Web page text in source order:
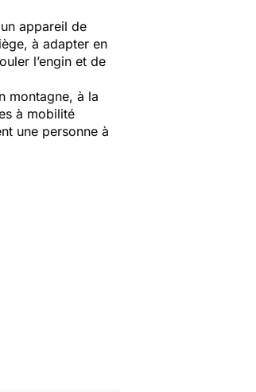
appareil de
à adapter en
l’engin et de
montagne, à la
à mobilité
une personne à